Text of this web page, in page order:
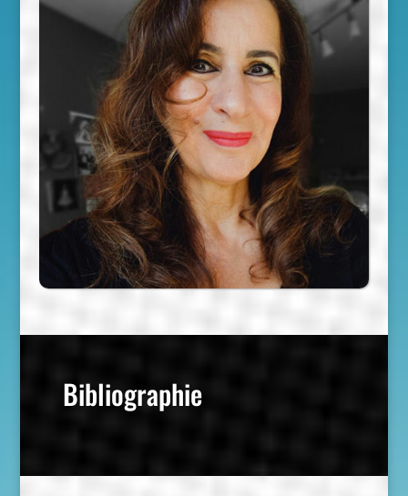
Bibliographie